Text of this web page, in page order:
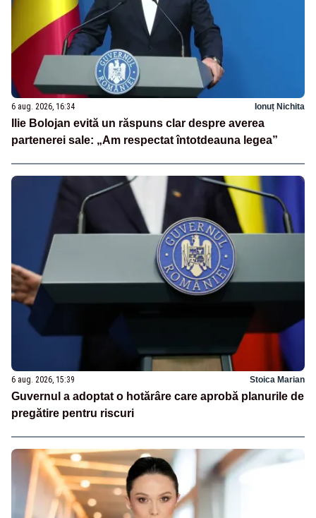
6 aug. 2026, 16:34 Ionuț Nichita
Ilie Bolojan evită un răspuns clar despre averea
partenerei sale: „Am respectat întotdeauna legea”
6 aug. 2026, 15:39 Stoica Marian
Guvernul a adoptat o hotărâre care aprobă planurile de
pregătire pentru riscuri